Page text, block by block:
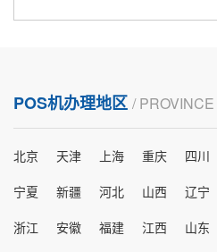
POS机办理地区 / PROVINCE
北京 天津 上海 重庆 四川
宁夏
新疆 河北 山西 辽宁
浙江
安徽 福建 江西 山东